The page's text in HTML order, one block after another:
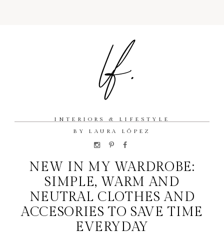
INTERIORS & LIFESTYLE
BY LAURA LÓPEZ
NEW IN MY WARDROBE:
SIMPLE, WARM AND
NEUTRAL CLOTHES AND
ACCESORIES TO SAVE TIME
EVERYDAY